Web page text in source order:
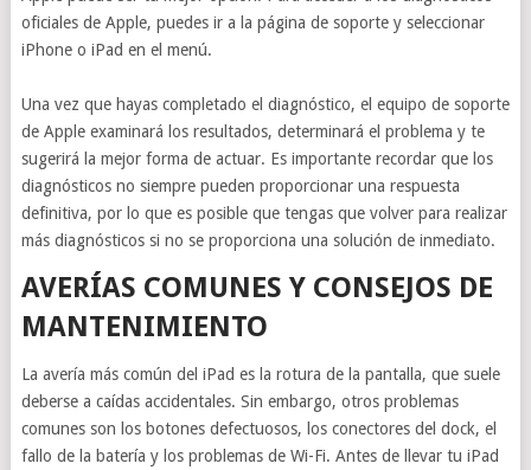
oficiales de Apple, puedes ir a la página de soporte y seleccionar
iPhone o iPad en el menú.
Una vez que hayas completado el diagnóstico, el equipo de soporte
de Apple examinará los resultados, determinará el problema y te
sugerirá la mejor forma de actuar. Es importante recordar que los
diagnósticos no siempre pueden proporcionar una respuesta
definitiva, por lo que es posible que tengas que volver para realizar
más diagnósticos si no se proporciona una solución de inmediato.
AVERÍAS COMUNES Y CONSEJOS DE
MANTENIMIENTO
La avería más común del iPad es la rotura de la pantalla, que suele
deberse a caídas accidentales. Sin embargo, otros problemas
comunes son los botones defectuosos, los conectores del dock, el
fallo de la batería y los problemas de Wi-Fi. Antes de llevar tu iPad